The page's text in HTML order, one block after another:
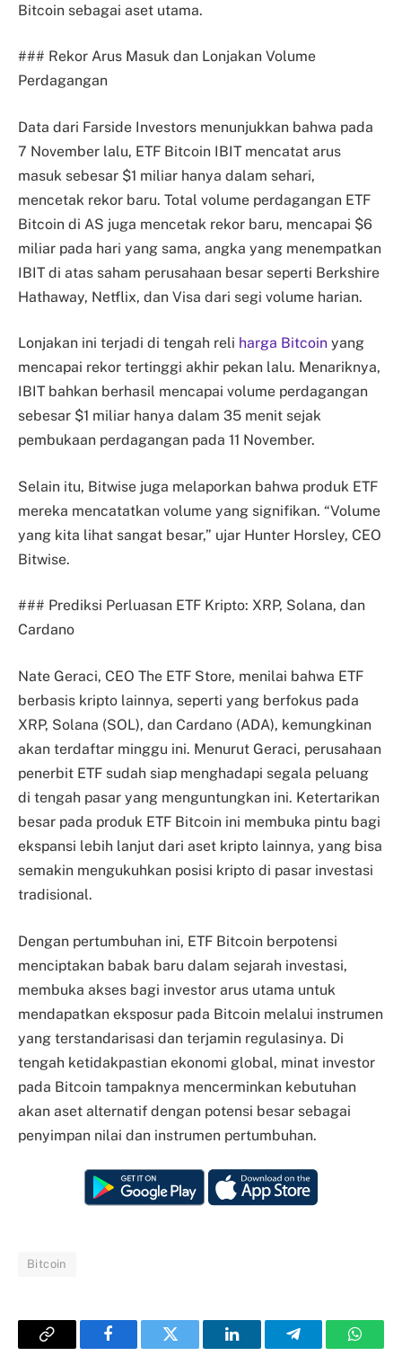
Bitcoin sebagai aset utama.
### Rekor Arus Masuk dan Lonjakan Volume
Perdagangan
Data dari Farside Investors menunjukkan bahwa pada
7 November lalu, ETF Bitcoin IBIT mencatat arus
masuk sebesar $1 miliar hanya dalam sehari,
mencetak rekor baru. Total volume perdagangan ETF
Bitcoin di AS juga mencetak rekor baru, mencapai $6
miliar pada hari yang sama, angka yang menempatkan
IBIT di atas saham perusahaan besar seperti Berkshire
Hathaway, Netflix, dan Visa dari segi volume harian.
Lonjakan ini terjadi di tengah reli harga Bitcoin yang
mencapai rekor tertinggi akhir pekan lalu. Menariknya,
IBIT bahkan berhasil mencapai volume perdagangan
sebesar $1 miliar hanya dalam 35 menit sejak
pembukaan perdagangan pada 11 November.
Selain itu, Bitwise juga melaporkan bahwa produk ETF
mereka mencatatkan volume yang signifikan. “Volume
yang kita lihat sangat besar,” ujar Hunter Horsley, CEO
Bitwise.
### Prediksi Perluasan ETF Kripto: XRP, Solana, dan
Cardano
Nate Geraci, CEO The ETF Store, menilai bahwa ETF
berbasis kripto lainnya, seperti yang berfokus pada
XRP, Solana (SOL), dan Cardano (ADA), kemungkinan
akan terdaftar minggu ini. Menurut Geraci, perusahaan
penerbit ETF sudah siap menghadapi segala peluang
di tengah pasar yang menguntungkan ini. Ketertarikan
besar pada produk ETF Bitcoin ini membuka pintu bagi
ekspansi lebih lanjut dari aset kripto lainnya, yang bisa
semakin mengukuhkan posisi kripto di pasar investasi
tradisional.
Dengan pertumbuhan ini, ETF Bitcoin berpotensi
menciptakan babak baru dalam sejarah investasi,
membuka akses bagi investor arus utama untuk
mendapatkan eksposur pada Bitcoin melalui instrumen
yang terstandarisasi dan terjamin regulasinya. Di
tengah ketidakpastian ekonomi global, minat investor
pada Bitcoin tampaknya mencerminkan kebutuhan
akan aset alternatif dengan potensi besar sebagai
penyimpan nilai dan instrumen pertumbuhan.
Bitcoin
Copy FacebookTwitter LinkedInTelegram